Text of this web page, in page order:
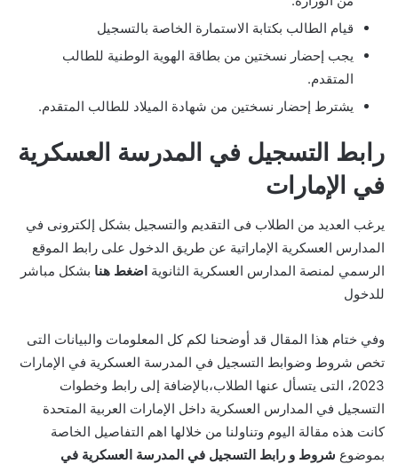
قيام الطالب بكتابة الاستمارة الخاصة بالتسجيل
يجب إحضار نسختين من بطاقة الهوية الوطنية للطالب
المتقدم.
يشترط إحضار نسختين من شهادة الميلاد للطالب المتقدم.
رابط التسجيل في المدرسة العسكرية
في الإمارات
يرغب العديد من الطلاب فى التقديم والتسجيل بشكل إلكترونى في
المدارس العسكرية الإماراتية عن طريق الدخول على رابط الموقع
الرسمي لمنصة المدارس العسكرية الثانوية اضغط هنا بشكل مباشر
للدخول
وفي ختام هذا المقال قد أوضحنا لكم كل المعلومات والبيانات التى
تخص شروط وضوابط التسجيل في المدرسة العسكرية في الإمارات
2023، التى يتسأل عنها الطلاب،بالإضافة إلى رابط وخطوات
التسجيل في المدارس العسكرية داخل الإمارات العربية المتحدة
كانت هذه مقالة اليوم وتناولنا من خلالها اهم التفاصيل الخاصة
بموضوع شروط و رابط التسجيل في المدرسة العسكرية في